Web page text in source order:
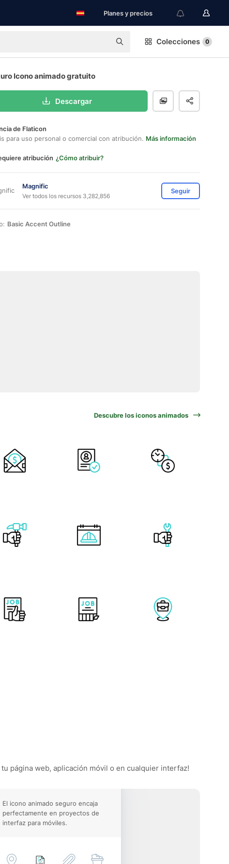
Planes y precios
Colecciones 0
Icono animado gratuito
Descargar
de Flaticon
para uso personal o comercial con atribución. Más información
atribución ¿Cómo atribuir?
Magnific
Ver todos los recursos 3,282,856
Seguir
Basic Accent Outline
Descubre los iconos animados
página web, aplicación móvil o en cualquier interfaz!
El icono animado seguro encaja
perfectamente en proyectos de
interfaz para móviles.